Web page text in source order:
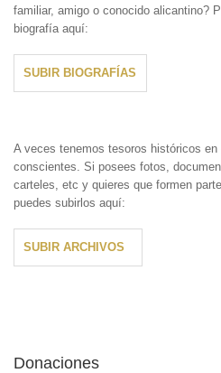
familiar, amigo o conocido alicantino?
biografía aquí:
SUBIR BIOGRAFÍAS
A veces tenemos tesoros históricos
conscientes. Si posees fotos,
carteles, etc y quieres que formen
puedes subirlos aquí:
SUBIR ARCHIVOS
Donaciones